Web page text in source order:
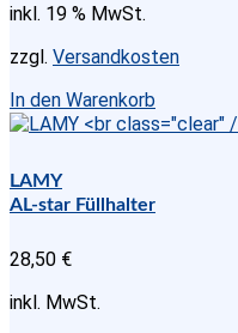
inkl. 19 % MwSt.
zzgl. Versandkosten
In den Warenkorb
LAMY
AL-star Füllhalter
28,50 €
inkl. MwSt.